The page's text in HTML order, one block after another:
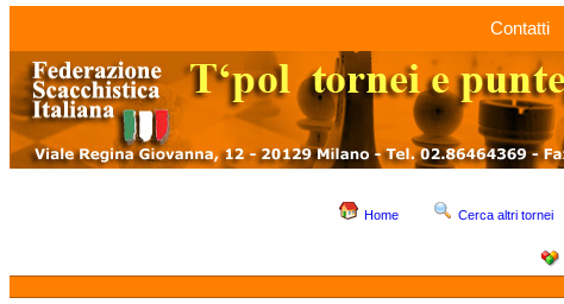
Contatti
Home Cerca altri tornei